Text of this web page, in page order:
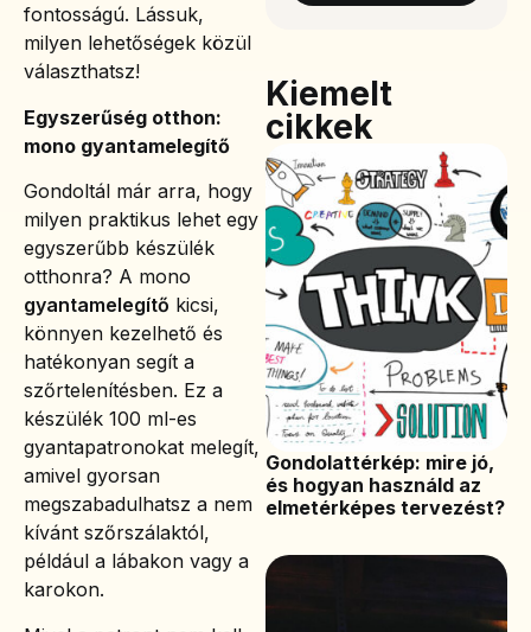
fontosságú. Lássuk,
milyen lehetőségek közül
választhatsz!
Egyszerűség otthon:
mono gyantamelegítő
Gondoltál már arra, hogy
milyen praktikus lehet egy
egyszerűbb készülék
otthonra? A mono
gyantamelegítő kicsi,
könnyen kezelhető és
hatékonyan segít a
szőrtelenítésben. Ez a
készülék 100 ml-es
gyantapatronokat melegít,
amivel gyorsan
megszabadulhatsz a nem
kívánt szőrszálaktól,
például a lábakon vagy a
karokon.
Kiemelt
cikkek
Gondolattérkép: mire jó,
és hogyan használd az
elmetérképes tervezést?